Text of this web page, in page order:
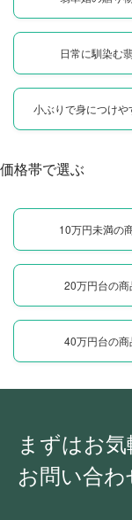
日常に馴染む
小ぶりで身につけや
価格帯で選ぶ
10万円未満の
20万円台の商
40万円台の商
まずはお気
お問い合